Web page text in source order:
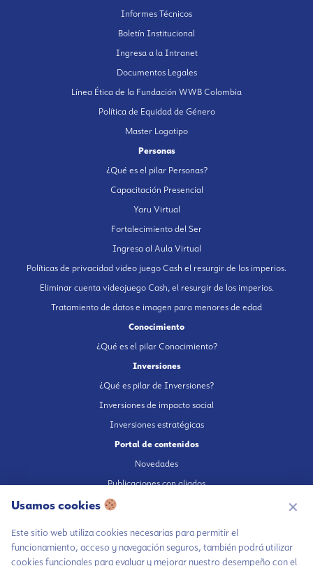
Informes Técnicos
Boletín Institucional
Ingresa a la Intranet
Documentos Legales
Línea Ética de la Fundación WWB Colombia
Política de Equidad de Género
Master Logotipo
Personas
¿Qué es el pilar Personas?
Capacitación Presencial
Yaru Virtual
Fortalecimiento del Ser
Ingresa al Aula Virtual
Políticas de privacidad video juego Cash el resurgir de los imperios.
Eliminar cuenta videojuego Cash, el resurgir de los imperios.
Tratamiento de datos e imagen para menores de edad
Conocimiento
¿Qué es el pilar Conocimiento?
Inversiones
¿Qué es pilar de Inversiones?
Inversiones de impacto social
Inversiones estratégicas
Portal de contenidos
Novedades
Publicaciones con aliados
Fundación en medios
Escúchanos en Spotify
Usamos cookies ✕
Este sitio web utiliza cookies necesarias para permitir el
funcionamiento, acceso y navegación seguros, también podrá utilizar
cookies funcionales para evaluar y mejorar nuestro desempeño con el